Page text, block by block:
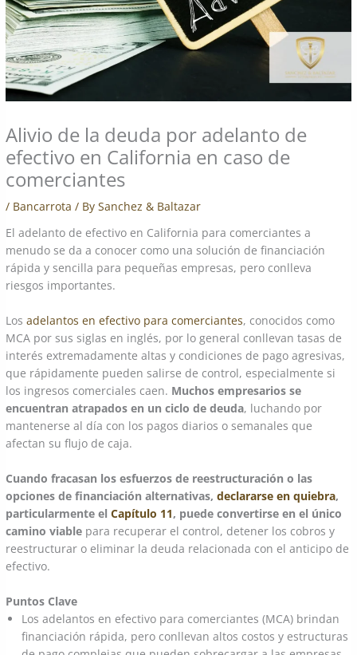
Alivio de la deuda por adelanto de
efectivo en California en caso de
comerciantes
/ Bancarrota / BySanchez & Baltazar
El adelanto de efectivo en California para comerciantes a
menudo se da a conocer como una solución de financiación
rápida y sencilla para pequeñas empresas, pero conlleva
riesgos importantes.
Losadelantos en efectivo para comerciantes, conocidos como
MCA por sus siglas en inglés, por lo general conllevan tasas de
interés extremadamente altas y condiciones de pago agresivas,
que rápidamente pueden salirse de control, especialmente si
los ingresos comerciales caen. Muchos empresarios se
encuentran atrapados en un ciclo de deuda, luchando por
mantenerse al día con los pagos diarios o semanales que
afectan su flujo de caja.
Cuando fracasan los esfuerzos de reestructuración o las
opciones de financiación alternativas, declararse en quiebra,
particularmente el Capítulo 11, puede convertirse en el único
camino viable para recuperar el control, detener los cobros y
reestructurar o eliminar la deuda relacionada con el anticipo de
efectivo.
Puntos Clave
Los adelantos en efectivo para comerciantes (MCA) brindan
financiación rápida, pero conllevan altos costos y estructuras